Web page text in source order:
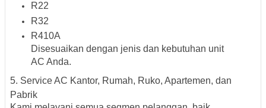
R22
R32
R410A
Disesuaikan dengan jenis dan kebutuhan unit
AC Anda.
5. Service AC Kantor, Rumah, Ruko, Apartemen, dan
Pabrik